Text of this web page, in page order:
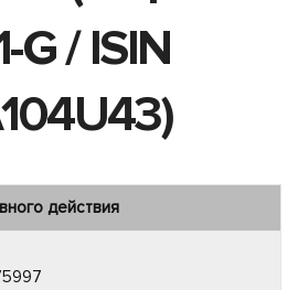
G / ISIN
действия